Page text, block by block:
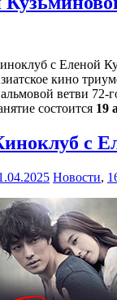
с Еленой
кино
ветви 72-
состоится 19
с
Новости,